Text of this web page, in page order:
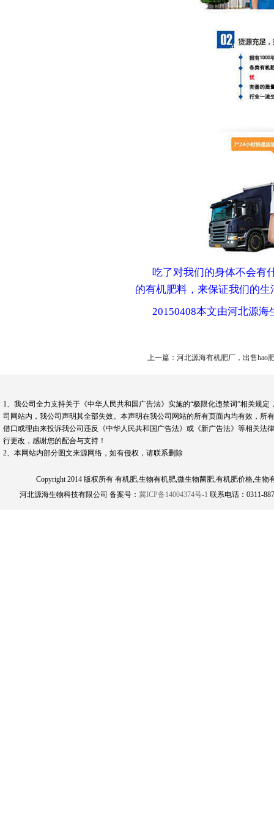
吃了对我们的身体不会有
的有机肥料，来保证我们的
20150408本文由河北源
上一篇：河北源海有机肥厂，出售hao
1、我公司全力支持关于《中华人民共和国广告法》实施的“极限化违禁词”相关规
司网站内，我公司声明其全部失效。本声明在我公司网站的所有页面内均有效，
借口或理由来投诉我公司违反《中华人民共和国广告法》或《新广告法》等相关
行更改，感谢您的配合与支持！
2、本网站内部分图文来源网络，如有侵权，请联系删除
Copyright 2014 版权所有 有机肥,生物有机肥,微生物菌肥,有机肥价格,生
河北源海生物科技有限公司 备案号： 冀ICP备14004374号-1 联系电话：0311-